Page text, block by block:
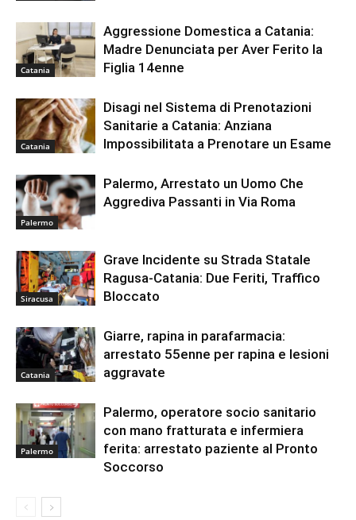
Catania
Aggressione Domestica a Catania:
Madre Denunciata per Aver Ferito la
Figlia 14enne
Catania
Disagi nel Sistema di Prenotazioni
Sanitarie a Catania: Anziana
Impossibilitata a Prenotare un Esame
Palermo
Palermo, Arrestato un Uomo Che
Aggrediva Passanti in Via Roma
Siracusa
Grave Incidente su Strada Statale
Ragusa-Catania: Due Feriti, Traffico
Bloccato
Catania
Giarre, rapina in parafarmacia:
arrestato 55enne per rapina e lesioni
aggravate
Palermo
Palermo, operatore socio sanitario
con mano fratturata e infermiera
ferita: arrestato paziente al Pronto
Soccorso